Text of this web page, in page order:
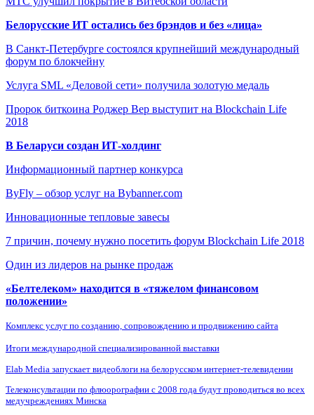
Белорусские ИТ остались без брэндов и без «лица»
В Санкт-Петербурге состоялся крупнейший международный
форум по блокчейну
Услуга SML «Деловой сети» получила золотую медаль
Пророк биткоина Роджер Вер выступит на Blockchain Life
2018
В Беларуси создан ИТ-холдинг
Информационный партнер конкурса
ByFly – обзор услуг на Bybanner.com
Инновационные тепловые завесы
7 причин, почему нужно посетить форум Blockchain Life 2018
Один из лидеров на рынке продаж
«Белтелеком» находится в «тяжелом финансовом
положении»
Комплекс услуг по созданию, сопровождению и продвижению сайта
Итоги международной специализированной выставки
Elab Media запускает видеоблоги на белорусском интернет-телевидении
Телеконсультации по флюорографии с 2008 года будут проводиться во всех
медучреждениях Минска